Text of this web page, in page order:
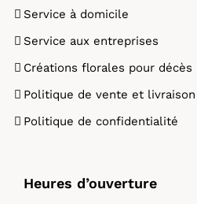
Service à domicile
Service aux entreprises
Créations florales pour décès
Politique de vente et livraison
Politique de confidentialité
Heures d’ouverture